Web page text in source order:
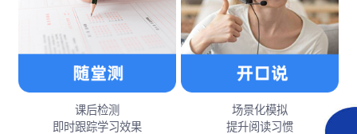
课后检测
即时跟踪学习效果
场景化模拟
提升阅读习惯